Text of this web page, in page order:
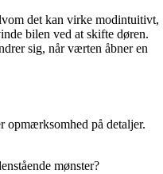
det kan virke modintuitivt,
bilen ved at skifte døren.
sig, når værten åbner en
opmærksomhed på detaljer.
mønster?